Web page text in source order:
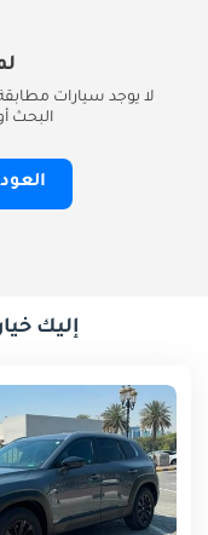
لا يوجد سيارات
البحث
إليك